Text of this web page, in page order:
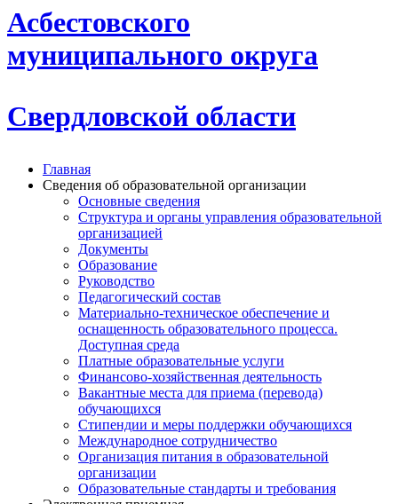
Асбестовского
муниципального округа
Свердловской области
Главная
Сведения об образовательной организации
Основные сведения
Структура и органы управления образовательной
организацией
Документы
Образование
Руководство
Педагогический состав
Материально-техническое обеспечение и
оснащенность образовательного процесса.
Доступная среда
Платные образовательные услуги
Финансово-хозяйственная деятельность
Вакантные места для приема (перевода)
обучающихся
Стипендии и меры поддержки обучающихся
Международное сотрудничество
Организация питания в образовательной
организации
Образовательные стандарты и требования